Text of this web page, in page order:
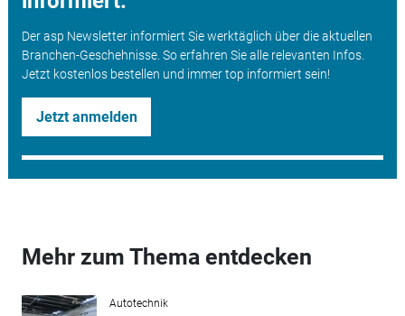
Der asp Newsletter informiert Sie werktäglich über die aktuellen
Branchen-Geschehnisse. So erfahren Sie alle relevanten Infos.
Jetzt kostenlos bestellen und immer top informiert sein!
Jetzt anmelden
Mehr zum Thema entdecken
Autotechnik